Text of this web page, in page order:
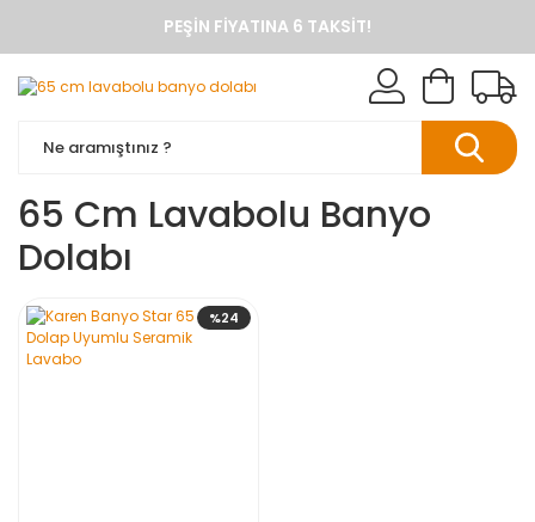
PEŞIN FIYATINA 6 TAKSIT!
ANINDA %10 HAVALE İNDIRIMI
TÜM ÜRÜNLERDE KARGO BEDAVA
KAREN BANYO RESMI ALIŞVERIŞ SITESI
65 Cm Lavabolu Banyo
Dolabı
%24